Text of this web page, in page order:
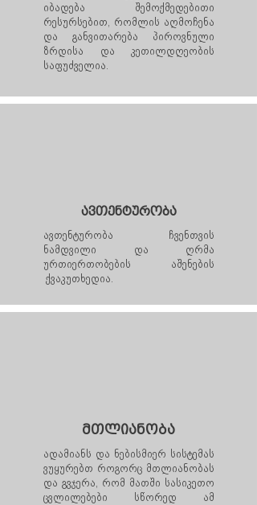
იბადება შემოქმედებითი
რესურსებით, რომლის აღმოჩენა
და განვითარება პიროვნული
ზრდისა და კეთილდღეობის
საფუძველია.
ავთენტურობა
ავთენტურობა ჩვენთვის
ნამდვილი და ღრმა
ურთიერთობების აშენების
ქვაკუთხედია.
მთლიანობა
ადამიანს და ნებისმიერ სისტემას
ვუყურებთ როგორც მთლიანობას
და გვჯერა, რომ მათში სასიკეთო
ცვლილებები სწორედ ამ